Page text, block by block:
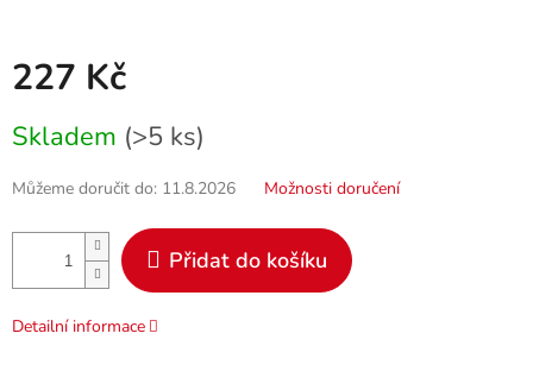
227 Kč
cena:
Skladem (>5 ks)
Můžeme doručit do: 11.8.2026 Možnosti doručení
Přidat do košíku
Detailní informace